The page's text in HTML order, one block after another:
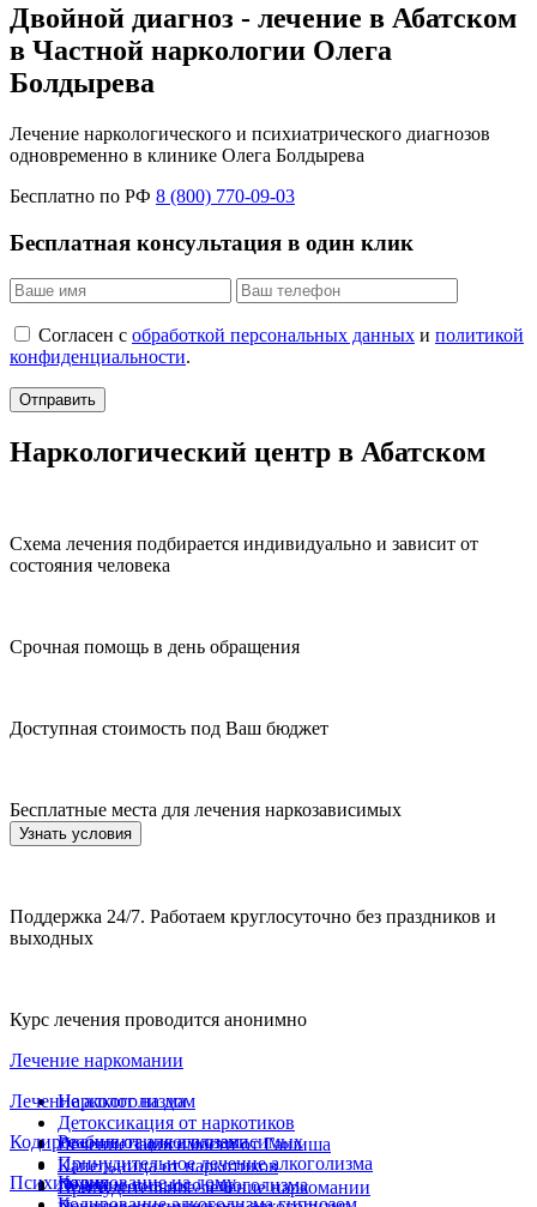
Двойной диагноз - лечение в Абатском
в Частной наркологии Олега
Болдырева
Лечение наркологического и психиатрического диагнозов
одновременно в клинике Олега Болдырева
Бесплатно по РФ 8 (800) 770-09-03
Бесплатная консультация в один клик
Согласен с обработкой персональных данных и политикой
конфиденциальности.
Отправить
Наркологический центр в Абатском
Схема лечения подбирается индивидуально и зависит от
состояния человека
Срочная помощь в день обращения
Доступная стоимость под Ваш бюджет
Бесплатные места для лечения наркозависимых
Узнать условия
Поддержка 24/7. Работаем круглосуточно без праздников и
выходных
Курс лечения проводится анонимно
Лечение наркомании
Нарколог на дом
Детоксикация от наркотиков
Лечение зависимости от Гашиша
Капельница от наркотиков
Принудительное лечение наркомании
Лечение алкоголизма
Реабилитация алкозависимых
Принудительное лечение алкоголизма
Лечение пивного алкоголизма
Кодирование от алкоголизма
Кодирование на дому
Психиатрия